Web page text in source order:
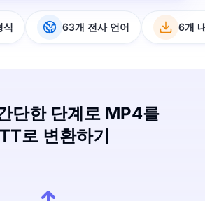
식 63개 전사 언어 6개
단한 단계로 MP4를
로 변환하기